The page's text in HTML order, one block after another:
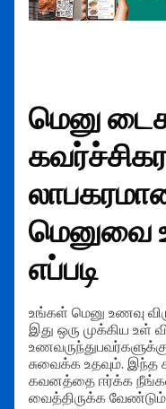
மெனு
மெனுவை
எப்படி
உங்கள் மெனு உணவு
இது ஒரு முக்கிய உள்
சுவைக்க உதவும். இந்த
கவனத்தை ஈர்க்க
வைத்திருக்க